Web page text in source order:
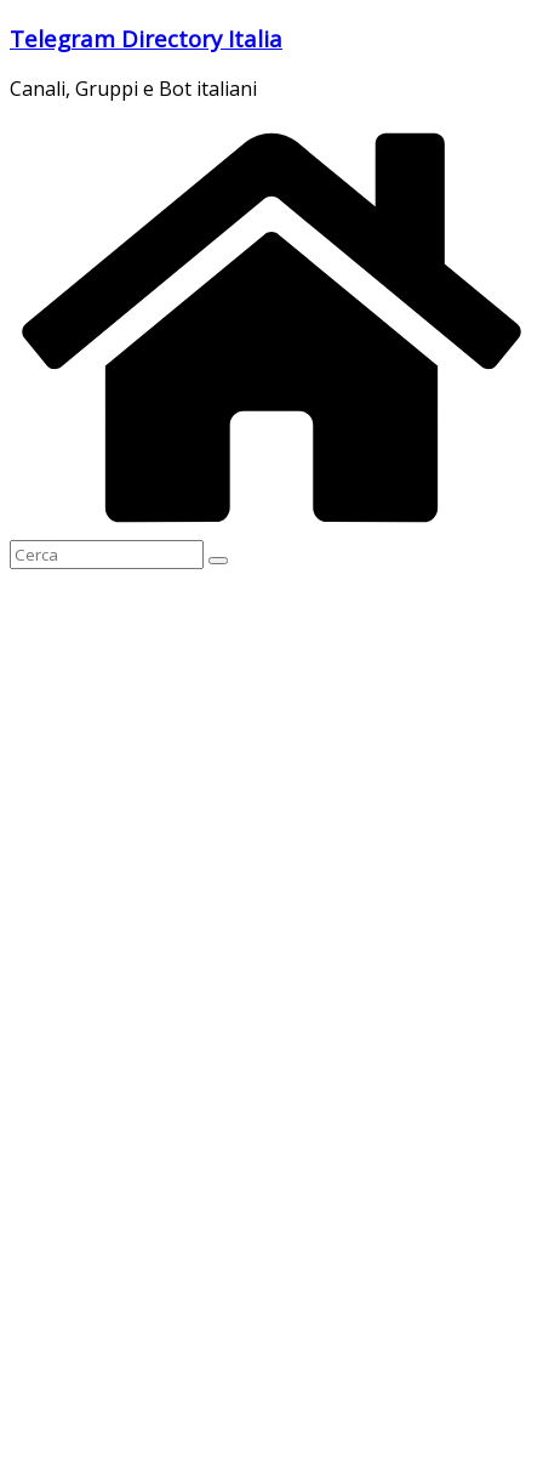
Salta
contenuto
Telegram Directory Italia
Canali, Gruppi e Bot italiani